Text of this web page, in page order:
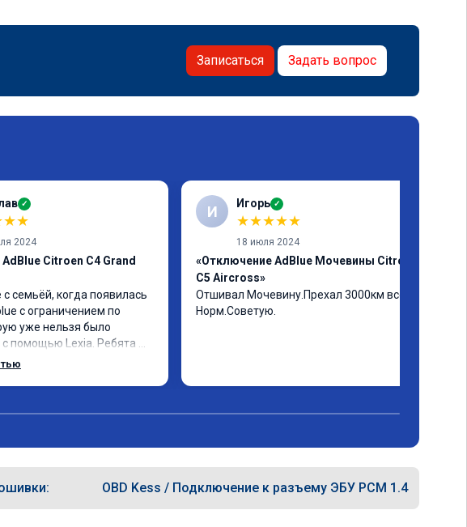
Записаться Задать вопрос
✓
★★
2024
Citroen C4 Grand
семьёй, когда появилась
с ограничением по
уже нельзя было
помощью Lexia. Ребята
оперативно приняли и
И Игорь ✓
★★★★★
18 июля 2024
«Отключение AdBlue Мочевины Citroen
C5 Aircross»
Отшивал Мочевину.Прехал 3000км всё
Норм.Советую.
OBD Kess / Подключение к разъему ЭБУ PCM 1.4